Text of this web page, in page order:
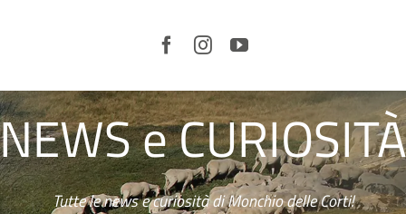
LECORTIE ILTERRITORIO
ORGANIZZALA TUAVISITA
NEWS e CURIOSITÀ
Tutte le news e curiosità di Monchio delle Corti!